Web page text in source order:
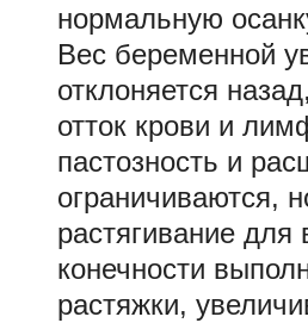
нормальную
Вес беременной
отклоняется
отток крови и
пастозность и
ограничиваются,
растягивание
конечности
растяжки,